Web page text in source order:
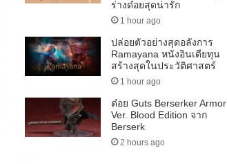
ร่างด๋อยสุดน่ารัก
1 hour ago
ปล่อยตัวอย่างสุดอลังการ
Ramayana หนังอินเดียทุน
สร้างสุดในประวัติศาสตร์
1 hour ago
ด๋อย Guts Berserker Armor
Ver. Blood Edition จาก
Berserk
2 hours ago